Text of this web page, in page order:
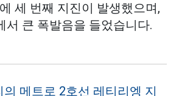
세 번째 지진이 발생했으며,
서 큰 폭발음을 들었습니다.